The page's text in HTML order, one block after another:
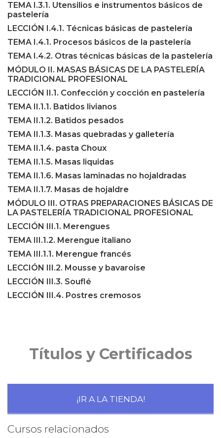
TEMA I.3.1. Utensilios e instrumentos básicos de
pastelería
LECCIÓN I.4.1. Técnicas básicas de pastelería
TEMA I.4.1. Procesos básicos de la pastelería
TEMA I.4.2. Otras técnicas básicas de la pastelería
MÓDULO II. MASAS BÁSICAS DE LA PASTELERÍA
TRADICIONAL PROFESIONAL
LECCIÓN II.1. Confección y cocción en pastelería
TEMA II.1.1. Batidos livianos
TEMA II.1.2. Batidos pesados
TEMA II.1.3. Masas quebradas y galletería
TEMA II.1.4. pasta Choux
TEMA II.1.5. Masas liquidas
TEMA II.1.6. Masas laminadas no hojaldradas
TEMA II.1.7. Masas de hojaldre
MÓDULO III. OTRAS PREPARACIONES BÁSICAS DE
LA PASTELERÍA TRADICIONAL PROFESIONAL
LECCIÓN III.1. Merengues
TEMA III.1.2. Merengue italiano
TEMA III.1.1. Merengue francés
LECCIÓN III.2. Mousse y bavaroise
LECCIÓN III.3. Souflé
LECCIÓN III.4. Postres cremosos
Títulos y Certificados
¡IR A LA TIENDA!
Cursos relacionados